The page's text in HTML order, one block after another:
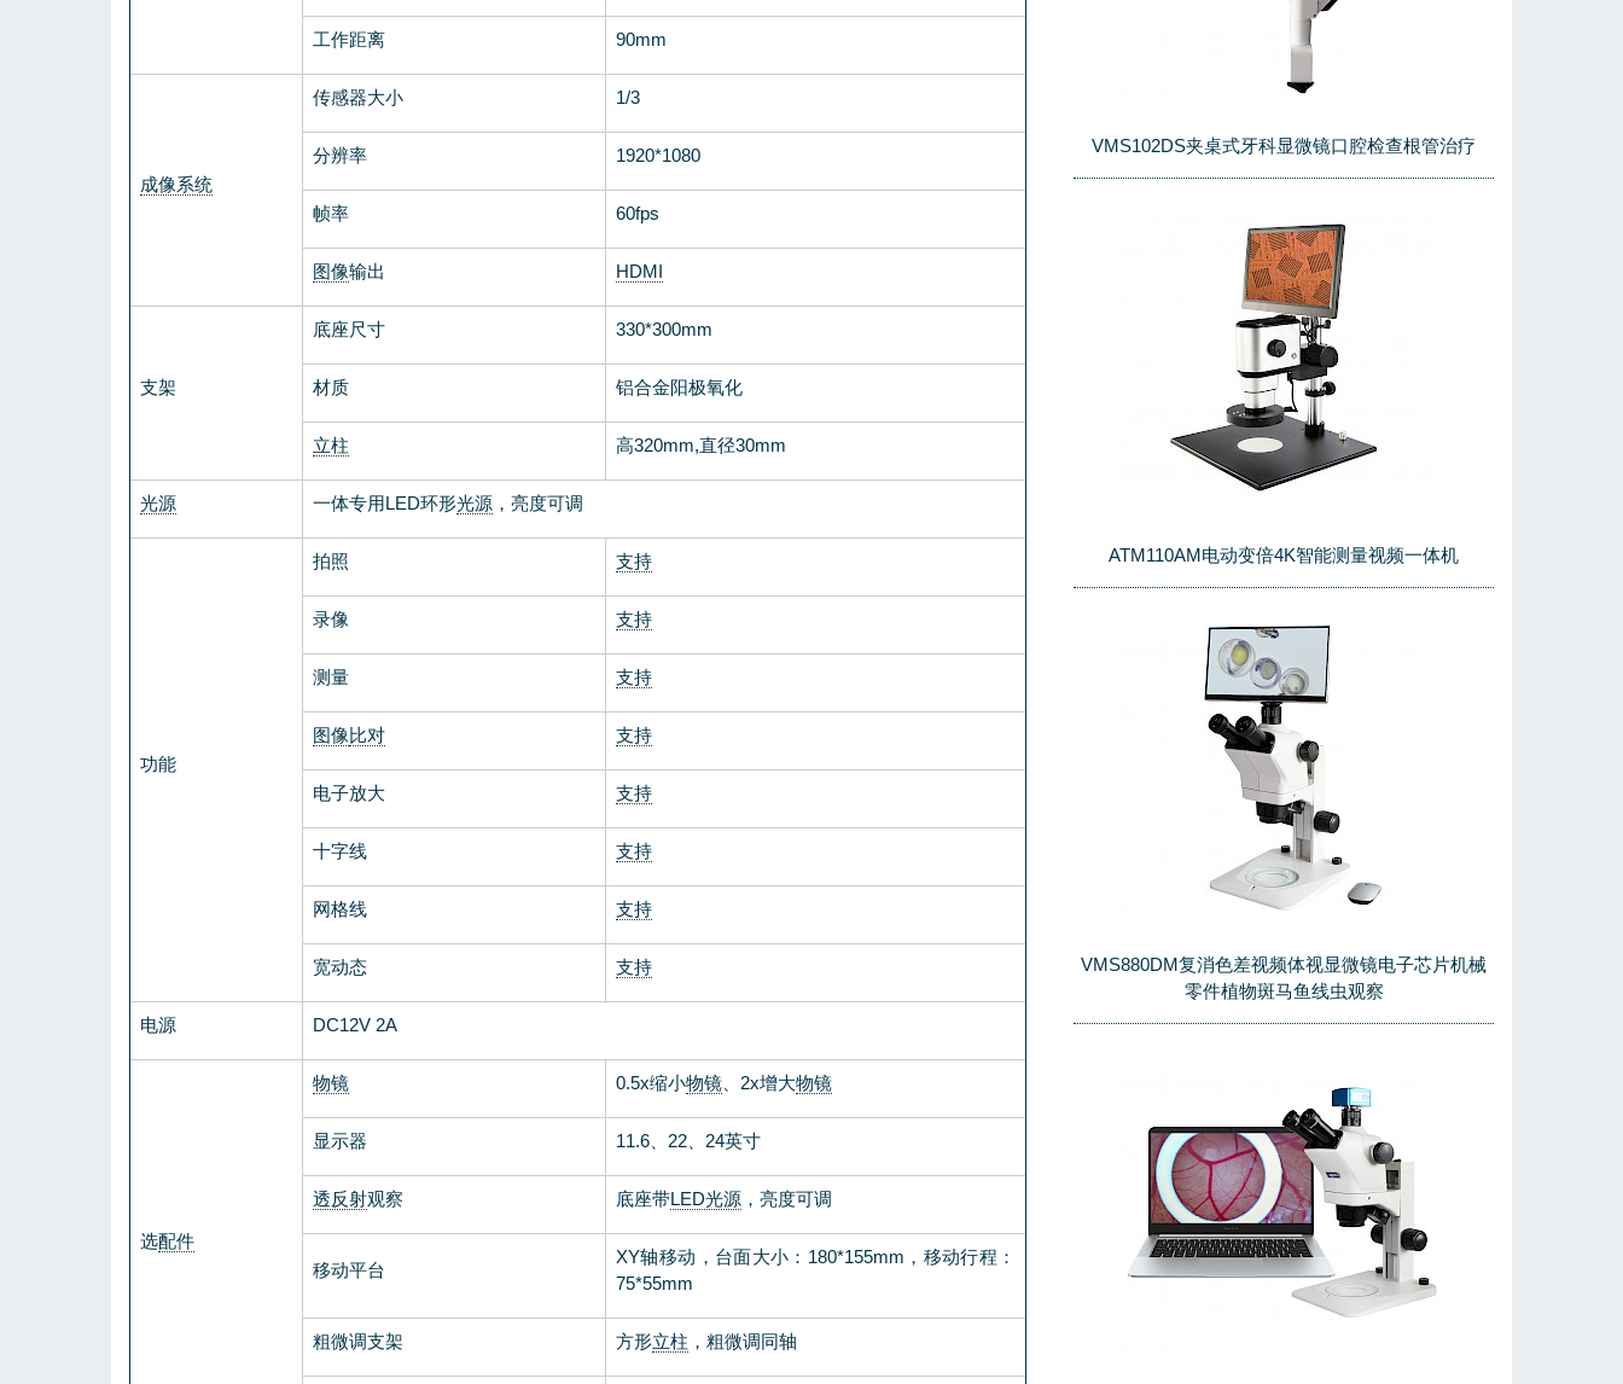
工作距离 90mm
成像系统
传感器大小 1/3
分辨率 1920*1080
帧率 60fps
图像输出 HDMI
支架
底座尺寸 330*300mm
材质 铝合金阳极氧化
立柱 高320mm,直径30mm
光源 一体专用LED环形光源 ，亮度可调
功能
拍照 支持
录像 支持
测量 支持
图像比对 支持
电子放大 支持
十字线 支持
网格线 支持
宽动态 支持
电源 DC12V 2A
选配件
物镜 0.5x缩小物镜 、2x增大物镜
显示器 11.6、22、24英寸
透反射观察 底座带LED光源 ，亮度可调
移动平台
XY轴移动，台面大小：180*155mm，移动行程：
75*55mm
粗微调支架 方形立柱 ，粗微调同轴
VMS102DS夹桌式牙科显微镜口腔检查根管治疗
ATM110AM电动变倍4K智能测量视频一体机
VMS880DM复消色差视频体视显微镜电子芯片机械
零件植物斑马鱼线虫观察